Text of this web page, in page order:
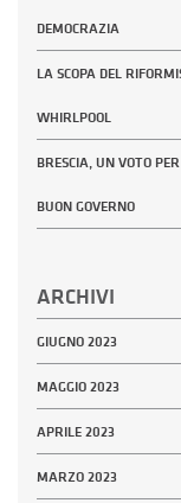
DEMOCRAZIA
LA SCOPA DEL
WHIRLPOOL
BRESCIA, UN VOTO
BUON GOVERNO
ARCHIVI
GIUGNO 2023
MAGGIO 2023
APRILE 2023
MARZO 2023